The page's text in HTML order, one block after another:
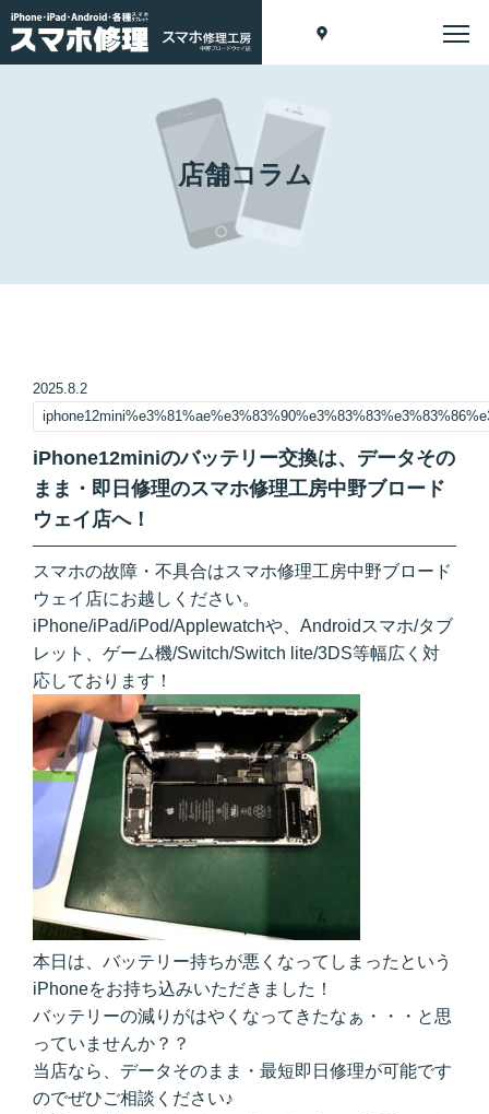
店舗コラム
2025.8.2
iPhone12miniのバッテリー交換は、データその
まま・即日修理のスマホ修理工房中野ブロード
ウェイ店へ！
スマホの故障・不具合はスマホ修理工房中野ブロード
ウェイ店にお越しください。
iPhone/iPad/iPod/Applewatchや、Androidスマホ/タブ
レット、ゲーム機/Switch/Switch lite/3DS等幅広く対
応しております！
本日は、バッテリー持ちが悪くなってしまったという
iPhoneをお持ち込みいただきました！
バッテリーの減りがはやくなってきたなぁ・・・と思
っていませんか？？
当店なら、データそのまま・最短即日修理が可能です
のでぜひご相談ください♪